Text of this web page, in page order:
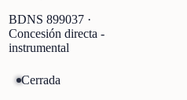
BDNS 899037 ·
Concesión directa -
instrumental
Cerrada